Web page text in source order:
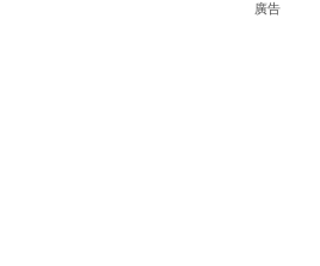
廣告